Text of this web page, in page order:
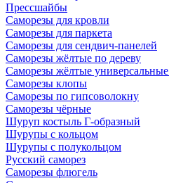
Прессшайбы
Саморезы для кровли
Саморезы для паркета
Саморезы для сендвич-панелей
Саморезы жёлтые по дереву
Саморезы жёлтые
Саморезы клопы
Саморезы по гипсоволокну
Саморезы чёрные
Шуруп костыль Г-образный
Шурупы с кольцом
Шурупы с полукольцом
Русский саморез
Саморезы флюгель